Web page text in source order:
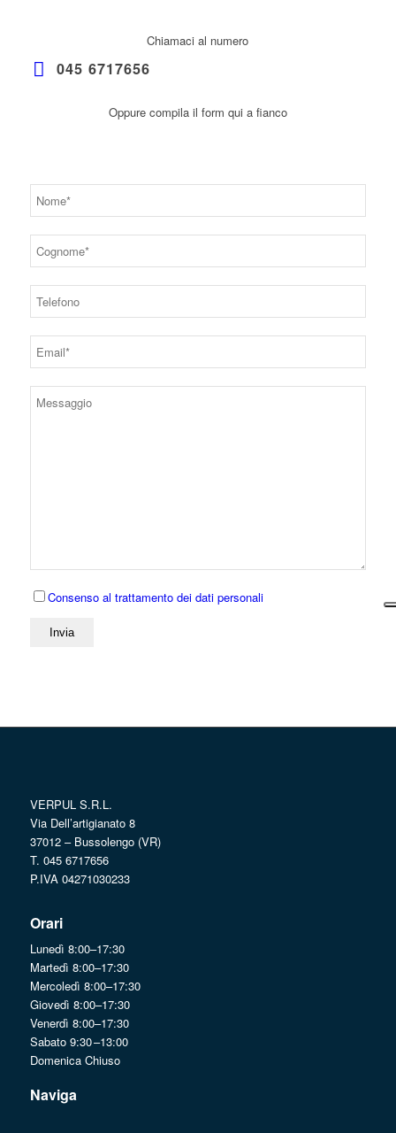
Chiamaci al numero
045 6717656
Oppure compila il form qui a fianco
Consenso al trattamento dei dati personali
VERPUL S.R.L.
Via Dell’artigianato 8
37012 – Bussolengo (VR)
T. 045 6717656
P.IVA 04271030233
Orari
Lunedì 8:00–17:30
Martedì 8:00–17:30
Mercoledì 8:00–17:30
Giovedì 8:00–17:30
Venerdì 8:00–17:30
Sabato 9:30 –13:00
Domenica Chiuso
Naviga